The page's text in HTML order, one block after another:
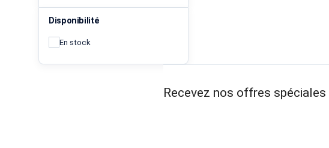
Disponibilité
En stock
Recevez nos offres spéciales